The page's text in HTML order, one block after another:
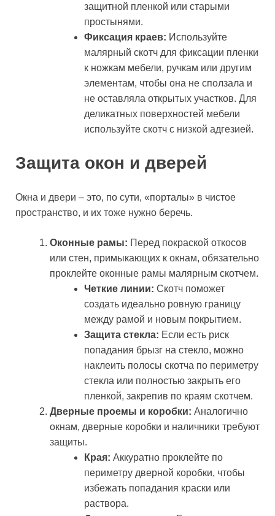
защитной пленкой или старыми
простынями.
Фиксация краев: Используйте
малярный скотч для фиксации пленки
к ножкам мебели, ручкам или другим
элементам, чтобы она не сползала и
не оставляла открытых участков. Для
деликатных поверхностей мебели
используйте скотч с низкой адгезией.
Защита окон и дверей
Окна и двери – это, по сути, «порталы» в чистое
пространство, и их тоже нужно беречь.
Оконные рамы: Перед покраской откосов
или стен, примыкающих к окнам, обязательно
проклейте оконные рамы малярным скотчем.
Четкие линии: Скотч поможет
создать идеально ровную границу
между рамой и новым покрытием.
Защита стекла: Если есть риск
попадания брызг на стекло, можно
наклеить полосы скотча по периметру
стекла или полностью закрыть его
пленкой, закрепив по краям скотчем.
Дверные проемы и коробки: Аналогично
окнам, дверные коробки и наличники требуют
защиты.
Края: Аккуратно проклейте по
периметру дверной коробки, чтобы
избежать попадания краски или
раствора.